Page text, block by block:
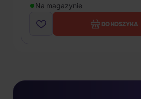
Na magazynie
DO KOSZYKA